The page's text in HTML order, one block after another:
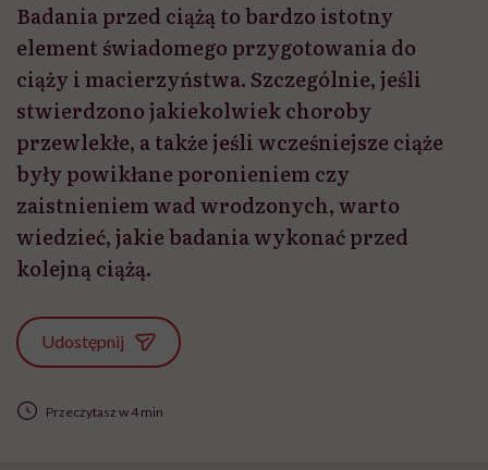
Badania przed ciążą to bardzo istotny
element świadomego przygotowania do
ciąży i macierzyństwa. Szczególnie, jeśli
stwierdzono jakiekolwiek choroby
przewlekłe, a także jeśli wcześniejsze ciąże
były powikłane poronieniem czy
zaistnieniem wad wrodzonych, warto
wiedzieć, jakie badania wykonać przed
kolejną ciążą.
Udostępnij
Przeczytasz w 4 min